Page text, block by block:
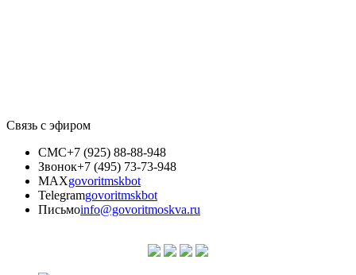
Связь с эфиром
СМС+7 (925) 88-88-948
Звонок+7 (495) 73-73-948
MAXgovoritmskbot
Telegramgovoritmskbot
Письмоinfo@govoritmoskva.ru